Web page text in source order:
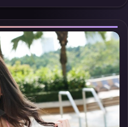
剧体验。